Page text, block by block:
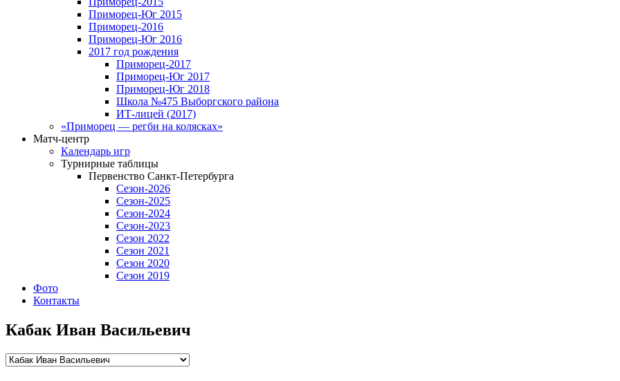
Приморец-Юг 2015
Приморец-2016
Приморец-Юг 2016
2017 год рождения
Приморец-2017
Приморец-Юг 2017
Приморец-Юг 2018
Школа №475 Выборгского района
ИТ-лицей (2017)
«Приморец — регби на колясках»
Матч-центр
Календарь игр
Турнирные таблицы
Первенство Санкт-Петербурга
Сезон-2026
Сезон-2025
Сезон-2024
Сезон-2023
Сезон 2022
Сезон 2021
Сезон 2020
Сезон 2019
Фото
Контакты
Кабак Иван Васильевич